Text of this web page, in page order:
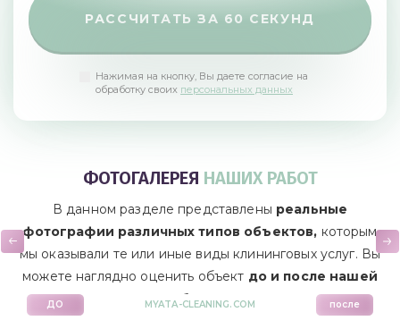
РАССЧИТАТЬ ЗА 60 СЕКУНД
Нажимая на кнопку, Вы даете согласие на
обработку своих персональных данных
ФОТОГАЛЕРЕЯ НАШИХ РАБОТ
В данном разделе представлены реальные
фотографии различных типов объектов, которым
мы оказывали те или иные виды клининговых услуг. Вы
можете наглядно оценить объект до и после нашей
уборки!
ДО MYATA-CLEANING.COM после